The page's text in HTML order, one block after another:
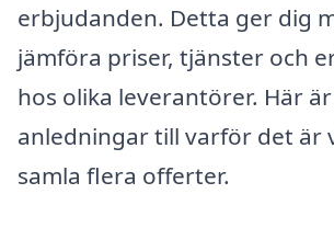
erbjudanden. Detta ger dig
jämföra priser, tjänster och
hos olika leverantörer. Här
anledningar till varför det är
samla flera offerter.